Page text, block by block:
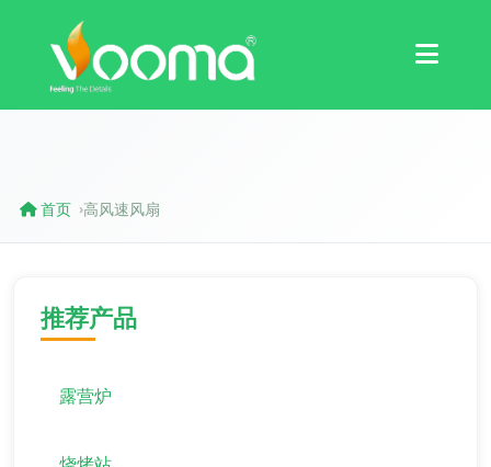
认证
案例研究
首页 ›高风速风扇
推荐产品
露营炉